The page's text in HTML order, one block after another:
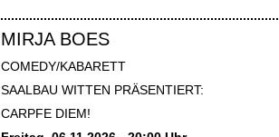
MIRJA BOES
COMEDY/KABARETT
SAALBAU WITTEN PRÄSENTIERT:
CARPFE DIEM!